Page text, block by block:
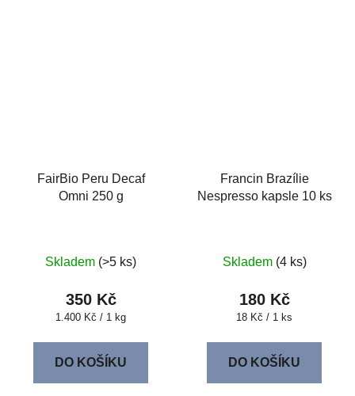
FairBio Peru Decaf
Omni 250 g
Skladem (>5 ks)
350 Kč
Měrná
1.400 Kč / 1 kg
DO KOŠÍKU
Francin Brazílie
Nespresso kapsle 10 ks
Skladem (4 ks)
180 Kč
Měrná
18 Kč / 1 ks
DO KOŠÍKU